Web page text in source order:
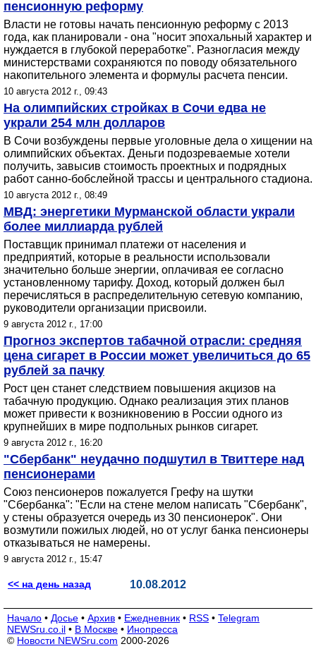
пенсионную реформу
Власти не готовы начать пенсионную реформу с 2013
года, как планировали - она "носит эпохальный характер и
нуждается в глубокой переработке". Разногласия между
министерствами сохраняются по поводу обязательного
накопительного элемента и формулы расчета пенсии.
10 августа 2012 г., 09:43
На олимпийских стройках в Сочи едва не
украли 254 млн долларов
В Сочи возбуждены первые уголовные дела о хищении на
олимпийских объектах. Деньги подозреваемые хотели
получить, завысив стоимость проектных и подрядных
работ санно-бобслейной трассы и центрального стадиона.
10 августа 2012 г., 08:49
МВД: энергетики Мурманской области украли
более миллиарда рублей
Поставщик принимал платежи от населения и
предприятий, которые в реальности использовали
значительно больше энергии, оплачивая ее согласно
установленному тарифу. Доход, который должен был
перечисляться в распределительную сетевую компанию,
руководители организации присвоили.
9 августа 2012 г., 17:00
Прогноз экспертов табачной отрасли: средняя
цена сигарет в России может увеличиться до 65
рублей за пачку
Рост цен станет следствием повышения акцизов на
табачную продукцию. Однако реализация этих планов
может привести к возникновению в России одного из
крупнейших в мире подпольных рынков сигарет.
9 августа 2012 г., 16:20
"Сбербанк" неудачно подшутил в Твиттере над
пенсионерами
Союз пенсионеров пожалуется Грефу на шутки
"Сбербанка": "Если на стене мелом написать "Сбербанк",
у стены образуется очередь из 30 пенсионерок". Они
возмутили пожилых людей, но от услуг банка пенсионеры
отказываться не намерены.
9 августа 2012 г., 15:47
<< на день назад 10.08.2012
Начало • Досье • Архив • Ежедневник • RSS • Telegram
NEWSru.co.il • В Москве • Инопресса
© Новости NEWSru.com 2000-2026